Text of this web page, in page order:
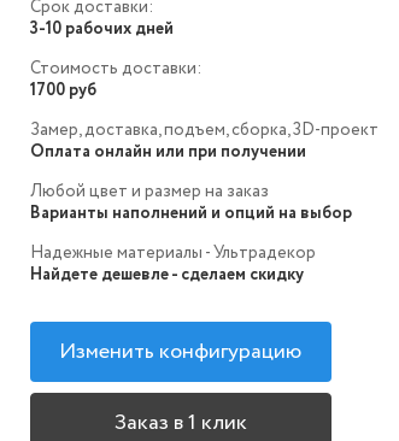
Срок доставки:
3-10 рабочих дней
Стоимость доставки:
1700 руб
Замер, доставка, подъем, сборка, 3D-проект
Оплата онлайн или при получении
Любой цвет и размер на заказ
Варианты наполнений и опций на выбор
Надежные материалы - Ультрадекор
Найдете дешевле - сделаем скидку
Изменить конфигурацию
Заказ в 1 клик